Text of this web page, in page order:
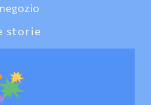
storie